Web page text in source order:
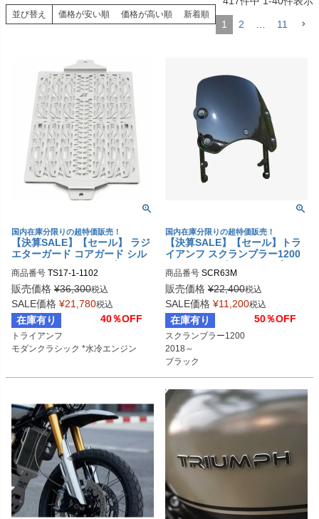
並び替え 価格が安い順 価格が高い順 新着順
1 2 … 11
国内在庫分限りの超特価販売！
【決算SALE】【セール】 ラジ
エターガード コアガード シル
シック AltRider
商品番号 TS17-1-1102
販売価格 ¥36,300税込
SALE価格 ¥21,780税込
在庫有り 40％OFF
トライアンフ
モダンクラシック *水冷エンジン
国内在庫分限りの超特価販売！
【決算SALE】【セール】トラ
イアンフ スクランブラー1200
ク DART FLYSCREEN
商品番号
販売価格 ¥22,400税込
SALE価格 ¥11,200税込
在庫有り 50％OFF
スクランブラー1200
2018～
ブラック